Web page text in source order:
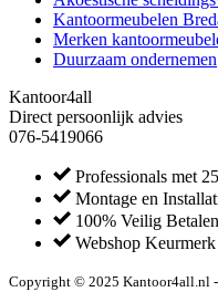
Kantoormeubelen
Merken
Duurzaam ondernemen
Kantoor4all
Direct persoonlijk advies
076-5419066
Professionals met
Montage en
100% Veilig Betalen
Webshop Keurmerk
Copyright © 2025 Kantoor4all.nl -